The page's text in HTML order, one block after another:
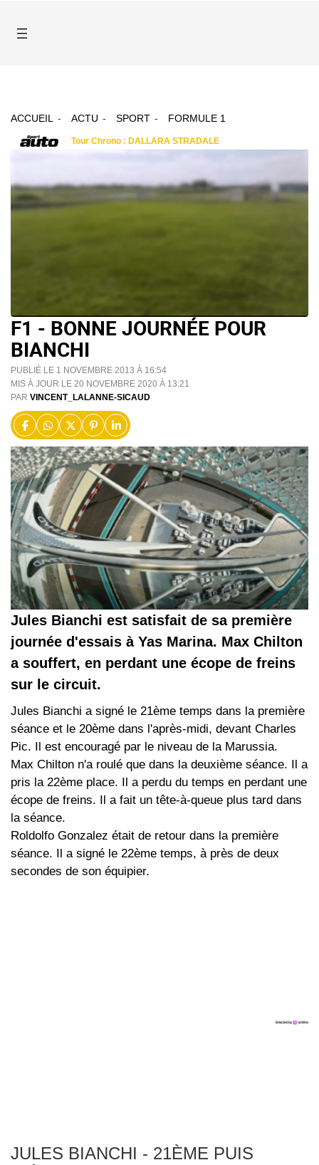
ACCUEIL ACTU SPORT FORMULE 1
F1 - BONNE JOURNÉE POUR
BIANCHI
PUBLIÉ LE 1 NOVEMBRE 2013 À 16:54
MIS À JOUR LE 20 NOVEMBRE 2020 À 13:21
PAR VINCENT_LALANNE-SICAUD
Jules Bianchi est satisfait de sa première
journée d'essais à Yas Marina. Max Chilton
a souffert, en perdant une écope de freins
sur le circuit.
Jules Bianchi a signé le 21ème temps dans la première
séance et le 20ème dans l'après-midi, devant Charles
Pic. Il est encouragé par le niveau de la Marussia.
Max Chilton n'a roulé que dans la deuxième séance. Il a
pris la 22ème place. Il a perdu du temps en perdant une
écope de freins. Il a fait un tête-à-queue plus tard dans
la séance.
Roldolfo Gonzalez était de retour dans la première
séance. Il a signé le 22ème temps, à près de deux
secondes de son équipier.
JULES BIANCHI - 21ÈME PUIS